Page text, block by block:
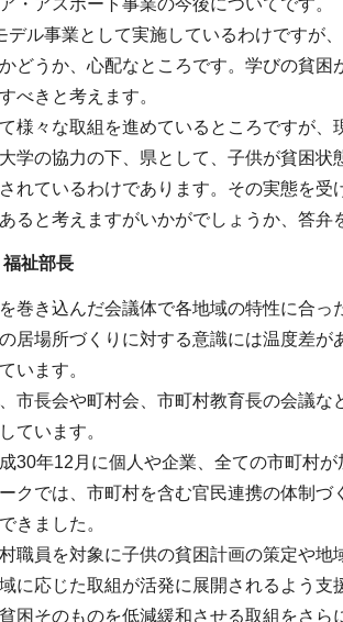
デル事業として実施しているわけですが
どうか、心配なところです。学びの貧
べきと考えます。
様々な取組を進めているところですが
学の協力の下、県として、子供が貧困
れているわけであります。その実態を
ると考えますがいかがでしょうか、答弁
祉部長
巻き込んだ会議体で各地域の特性に合っ
居場所づくりに対する意識には温度差
います。
市長会や町村会、市町村教育長の会議
ています。
30年12月に個人や企業、全ての市町村
クでは、市町村を含む官民連携の体制
きました。
職員を対象に子供の貧困計画の策定や
に応じた取組が活発に展開されるよう支
困そのものを低減緩和させる取組をさら